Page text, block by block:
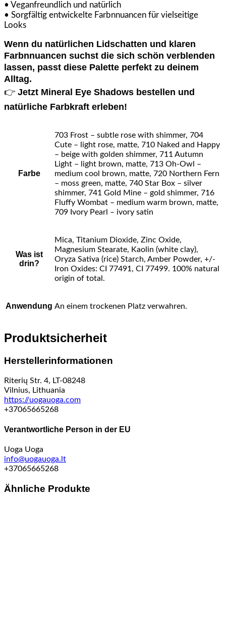
• Veganfreundlich und natürlich
• Sorgfältig entwickelte Farbnnuancen für vielseitige
Looks
Wenn du natürlichen Lidschatten und klaren
Farbnnuancen suchst die sich schön verblenden
lassen, passt diese Palette perfekt zu deinem
Alltag.
👉 Jetzt Mineral Eye Shadows bestellen und
natürliche Farbkraft erleben!
Farbe
703 Frost – subtle rose with shimmer, 704
Cute – light rose, matte, 710 Naked and Happy
– beige with golden shimmer, 711 Autumn
Light – light brown, matte, 713 Oh-Owl –
medium cool brown, matte, 720 Northern Fern
– moss green, matte, 740 Star Box – silver
shimmer, 741 Gold Mine – gold shimmer, 716
Fluffy Wombat – medium warm brown, matte,
709 Ivory Pearl – ivory satin
Was ist
drin?
Mica, Titanium Dioxide, Zinc Oxide,
Magnesium Stearate, Kaolin (white clay),
Oryza Sativa (rice) Starch, Amber Powder, +/-
Iron Oxides: CI 77491, CI 77499. 100% natural
origin of total.
Anwendung An einem trockenen Platz verwahren.
Produktsicherheit
Herstellerinformationen
Riterių Str. 4, LT-08248
Vilnius, Lithuania
https://uogauoga.com
+37065665268
Verantwortliche Person in der EU
Uoga Uoga
info@uogauoga.lt
+37065665268
Ähnliche Produkte